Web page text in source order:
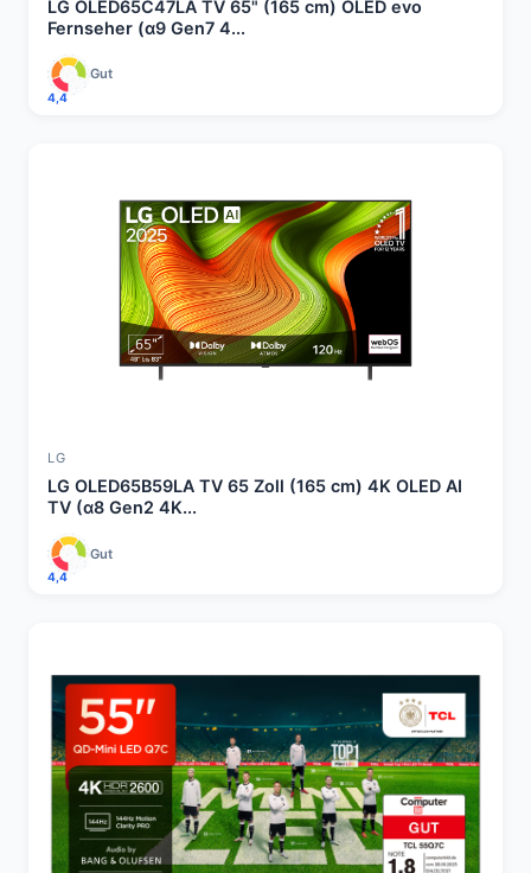
LG OLED65C47LA TV 65" (165 cm) OLED evo
Fernseher (α9 Gen7 4...
4,4
Gut
LG
LG OLED65B59LA TV 65 Zoll (165 cm) 4K OLED AI
TV (α8 Gen2 4K...
4,4
Gut